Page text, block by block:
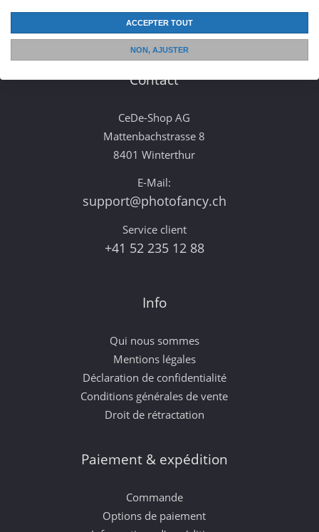
Contact
CeDe-Shop AG
Mattenbachstrasse 8
8401 Winterthur
E-Mail:
support@photofancy.ch
Service client
+41 52 235 12 88
Info
Qui nous sommes
Mentions légales
Déclaration de confidentialité
Conditions générales de vente
Droit de rétractation
Paiement & expédition
Commande
Options de paiement
ACCEPTER TOUT
NON, AJUSTER